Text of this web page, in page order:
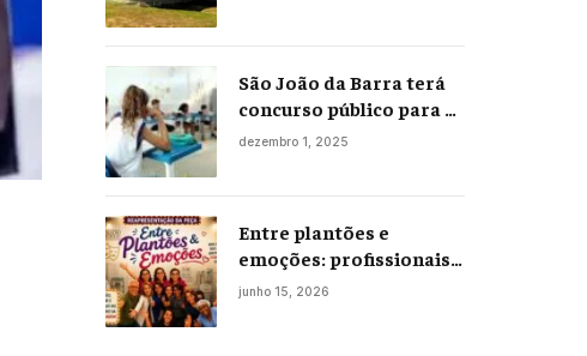
São João da Barra terá
concurso público para a
Educação em 2026;
dezembro 1, 2025
Entre plantões e
emoções: profissionais
da enfermagem levam
junho 15, 2026